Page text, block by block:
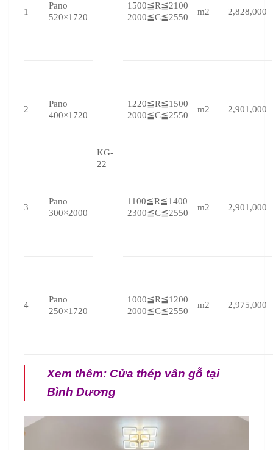
1
Pano
520×1720
KG-
22
1500≦R≦2100
2000≦C≦2550
m2 2,828,000
2
Pano
400×1720
1220≦R≦1500
2000≦C≦2550
m2 2,901,000
3
Pano
300×2000
1100≦R≦1400
2300≦C≦2550
m2 2,901,000
4
Pano
250×1720
1000≦R≦1200
2000≦C≦2550
m2 2,975,000
Xem thêm: Cửa thép vân gỗ tại
Bình Dương